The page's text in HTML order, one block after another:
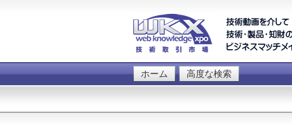
ホーム 高度な検索